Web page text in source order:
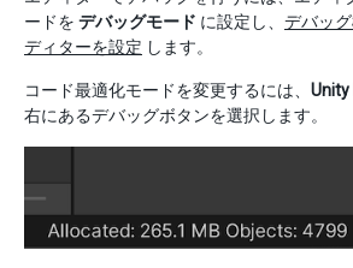
ードを デバッグモード に設定し、 デバッ
ディターを設定 します。
コード最適化モードを変更するには、 Unity
右にあるデバッグボタンを選択します。